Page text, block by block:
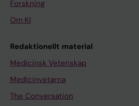
Forskning
Om KI
Redaktionellt material
Medicinsk Vetenskap
Medicinvetarna
The Conversation